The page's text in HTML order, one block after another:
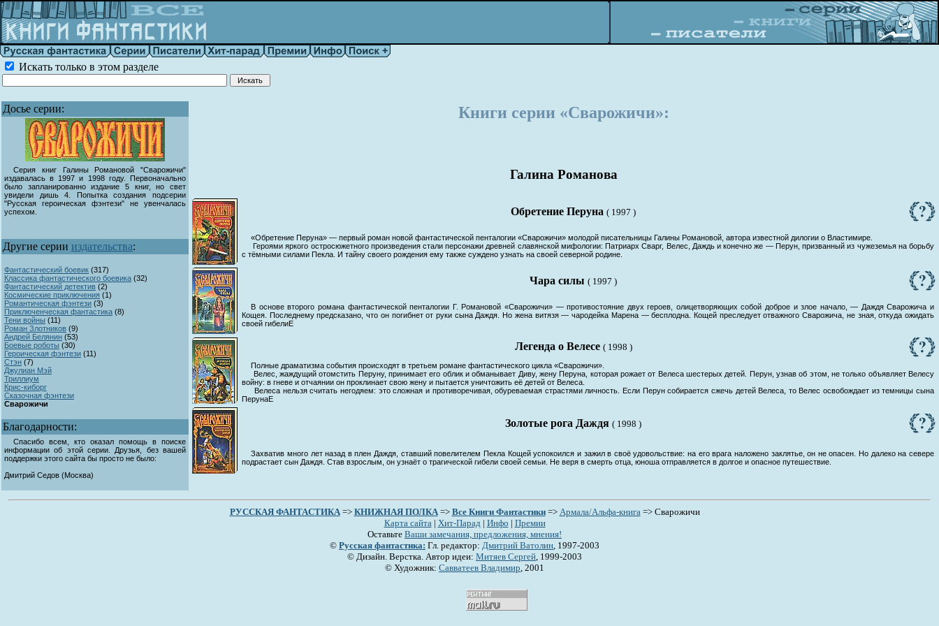
Искать только в этом разделе
Досье серии:
Серия книг Галины Романовой "Сварожичи"
издавалась в 1997 и 1998 году. Первоначально
было запланированно издание 5 книг, но свет
увидели дишь 4. Попытка создания подсерии
"Русская героическая фэнтези" не увенчалась
успехом.
Другие серии издательства:
Фантастический боевик (317)
Классика фантастического боевика (32)
Фантастический детектив (2)
Космические приключения (1)
Романтическая фэнтези (3)
Приключенческая фантастика (8)
Тени войны (11)
Роман Злотников (9)
Андрей Белянин (53)
Боевые роботы (30)
Героическая фэнтези (11)
Стэн (7)
Джулиан Мэй
Триллиум
Крис-киборг
Сказочная фэнтези
Сварожичи
Благодарности:
Спасибо всем, кто оказал помощь в поиске
информации об этой серии. Друзья, без вашей
поддержки этого сайта бы просто не было:
Дмитрий Седов (Москва)
Книги серии «Сварожичи»:
Галина Романова
Обретение Перуна ( 1997 )
«Обретение Перуна» — первый роман новой фантастической пенталогии «Сварожичи» молодой писательницы Галины Романовой, автора известной дилогии о Властимире.
Героями яркого остросюжетного произведения стали персонажи древней славянской мифологии: Патриарх Сварг, Велес, Даждь и конечно же — Перун, призванный из чужеземья на борьбу
с тёмными силами Пекла. И тайну своего рождения ему также суждено узнать на своей северной родине.
Чара силы ( 1997 )
В основе второго романа фантастической пенталогии Г. Романовой «Сварожичи» — противостояние двух героев, олицетворяющих собой доброе и злое начало, — Даждя Сварожича и
Кощея. Последнему предсказано, что он погибнет от руки сына Даждя. Но жена витязя — чародейка Марена — бесплодна. Кощей преследует отважного Сварожича, не зная, откуда ожидать
своей гибелиЕ
Легенда о Велесе ( 1998 )
Полные драматизма события происходят в третьем романе фантастического цикла «Сварожичи».
Велес, жаждущий отомстить Перуну, принимает его облик и обманывает Диву, жену Перуна, которая рожает от Велеса шестерых детей. Перун, узнав об этом, не только объявляет Велесу
войну: в гневе и отчаянии он проклинает свою жену и пытается уничтожить её детей от Велеса.
Велеса нельзя считать негодяем: это сложная и противоречивая, обуреваемая страстями личность. Если Перун собирается сжечь детей Велеса, то Велес освобождает из темницы сына
ПерунаЕ
Золотые рога Даждя ( 1998 )
Захватив много лет назад в плен Даждя, ставший повелителем Пекла Кощей успокоился и зажил в своё удовольствие: на его врага наложено заклятье, он не опасен. Но далеко на севере
подрастает сын Даждя. Став взрослым, он узнаёт о трагической гибели своей семьи. Не веря в смерть отца, юноша отправляется в долгое и опасное путешествие.
РУССКАЯ ФАНТАCТИКА=> КНИЖНАЯ ПОЛКА=> Все Книги Фантастики=> Армала/Альфа-книга=> Сварожичи
Карта сайта| Хит-Парад | Инфо | Премии
Оставьте Ваши замечания, предложения, мнения!
© Русская фантастика: Гл. редактор: Дмитрий Ватолин, 1997-2003
© Дизайн. Верстка. Автор идеи: Митяев Сергей, 1999-2003
© Художник: Савватеев Владимир, 2001